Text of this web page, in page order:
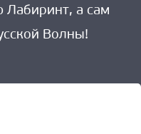
Лабиринт, а сам
Волны!